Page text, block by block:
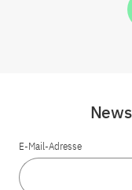
E-Mail-Adresse